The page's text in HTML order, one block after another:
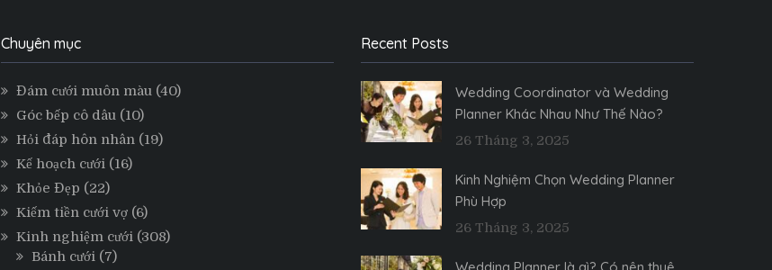
Chuyên mục
Đám cưới muôn màu(40)
Góc bếp cô dâu(10)
Hỏi đáp hôn nhân(19)
Kế hoạch cưới(16)
Khỏe Đẹp (22)
Kiếm tiền cưới vợ(6)
Kinh nghiệm cưới(308)
Bánh cưới(7)
Recent Posts
Wedding Coordinator và Wedding
Planner Khác Nhau Như Thế Nào?
26 Tháng 3, 2025
Kinh Nghiệm Chọn Wedding Planner
Phù Hợp
26 Tháng 3, 2025